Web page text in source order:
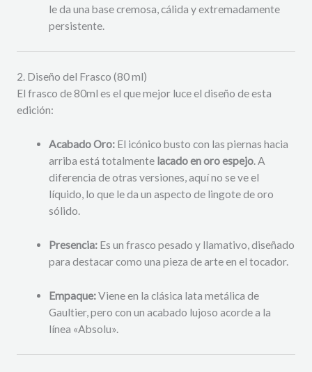
le da una base cremosa, cálida y extremadamente
persistente.
2. Diseño del Frasco (80 ml)
El frasco de 80ml es el que mejor luce el diseño de esta
edición:
Acabado Oro: El icónico busto con las piernas hacia
arriba está totalmente lacado en oro espejo. A
diferencia de otras versiones, aquí no se ve el
líquido, lo que le da un aspecto de lingote de oro
sólido.
Presencia: Es un frasco pesado y llamativo, diseñado
para destacar como una pieza de arte en el tocador.
Empaque:Viene en la clásica lata metálica de
Gaultier, pero con un acabado lujoso acorde a la
línea «Absolu».